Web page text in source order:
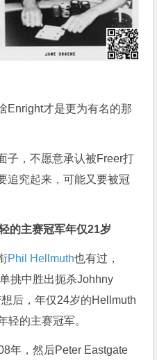
Enright才是更为有名的那
子，不愿意承认被Freer打
追究起来，可能又要被冠
的主赛冠军年仅21岁
Phil Hellmuth也有过，
挑中胜出扼杀Johhny
后，年仅24岁的Hellmuth
轻的主赛冠军。
年，然后Peter Eastgate